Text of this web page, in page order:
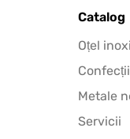
Catalog
Oțel
Confecții
Metale
Servicii